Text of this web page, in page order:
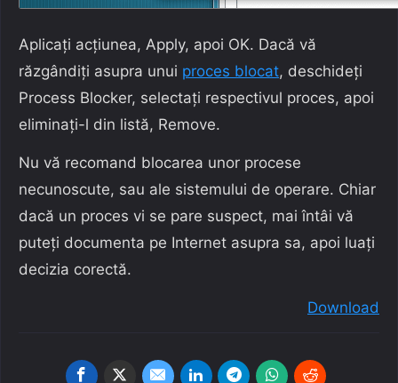
Aplicați acțiunea, Apply, apoi OK. Dacă vă
răzgândiți asupra unui proces blocat, deschideți
Process Blocker, selectați respectivul proces, apoi
eliminați-l din listă, Remove.
Nu vă recomand blocarea unor procese
necunoscute, sau ale sistemului de operare. Chiar
dacă un proces vi se pare suspect, mai întâi vă
puteți documenta pe Internet asupra sa, apoi luați
decizia corectă.
Download